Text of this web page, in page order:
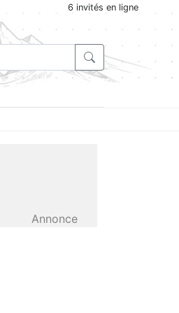
6 invités en ligne
Annonce